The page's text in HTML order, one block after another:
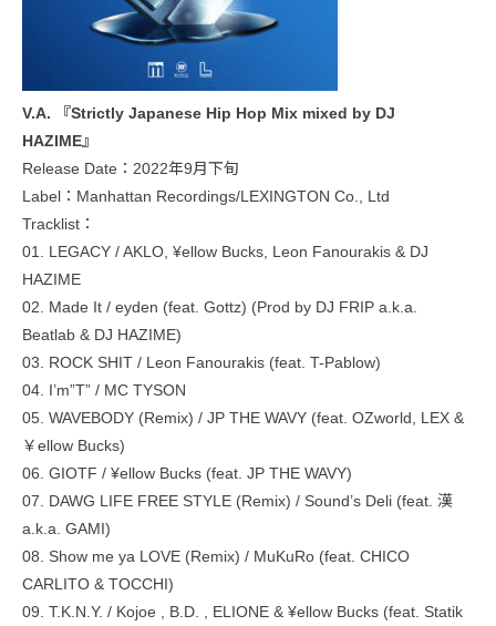
V.A. 『Strictly Japanese Hip Hop Mix mixed by DJ
HAZIME』
Release Date：2022年9月下旬
Label：Manhattan Recordings/LEXINGTON Co., Ltd
Tracklist：
01. LEGACY / AKLO, ¥ellow Bucks, Leon Fanourakis & DJ
HAZIME
02. Made It / eyden (feat. Gottz) (Prod by DJ FRIP a.k.a.
Beatlab & DJ HAZIME)
03. ROCK SHIT / Leon Fanourakis (feat. T-Pablow)
04.​​ I’m”T” / MC TYSON
05. WAVEBODY (Remix) / JP THE WAVY (feat. OZworld, LEX &
￥ellow Bucks)
06. GIOTF / ¥ellow Bucks (feat. JP THE WAVY)
07. DAWG LIFE FREE STYLE (Remix) / Sound’s Deli (feat. 漢
a.k.a. GAMI)
08. Show me ya LOVE (Remix) / MuKuRo (feat. CHICO
CARLITO & TOCCHI)
09. T.K.N.Y. / Kojoe , B.D. , ELIONE & ¥ellow Bucks (feat. Statik